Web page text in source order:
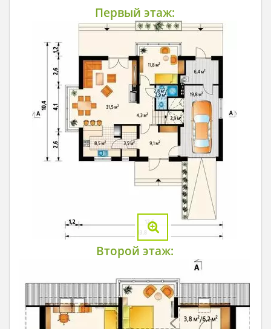
Первый этаж:
Второй этаж: